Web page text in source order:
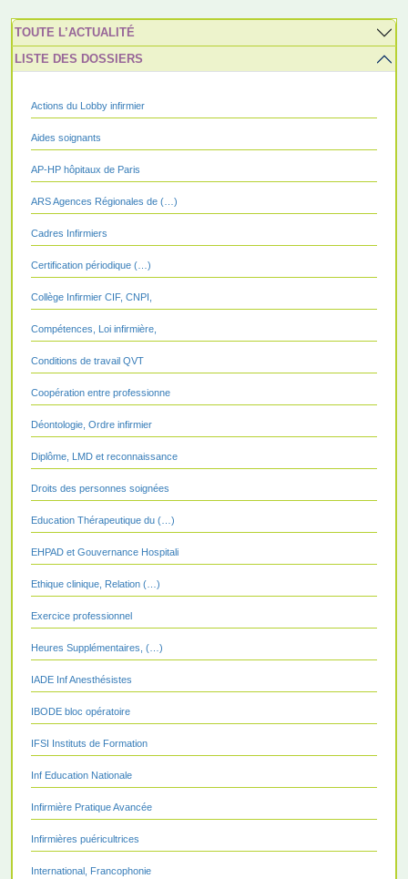
TOUTE L’ACTUALITÉ
LISTE DES DOSSIERS
Actions du Lobby infirmier
Aides soignants
AP-HP hôpitaux de Paris
ARS Agences Régionales de (…)
Cadres Infirmiers
Certification périodique (…)
Collège Infirmier CIF, CNPI,
Compétences, Loi infirmière,
Conditions de travail QVT
Coopération entre professionne
Déontologie, Ordre infirmier
Diplôme, LMD et reconnaissance
Droits des personnes soignées
Education Thérapeutique du (…)
EHPAD et Gouvernance Hospitali
Ethique clinique, Relation (…)
Exercice professionnel
Heures Supplémentaires, (…)
IADE Inf Anesthésistes
IBODE bloc opératoire
IFSI Instituts de Formation
Inf Education Nationale
Infirmière Pratique Avancée
Infirmières puéricultrices
International, Francophonie